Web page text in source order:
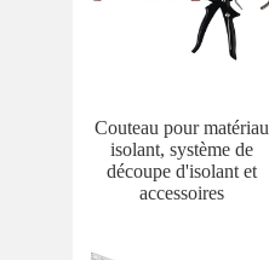
Couteau pour matériau
isolant, système de
découpe d'isolant et
accessoires